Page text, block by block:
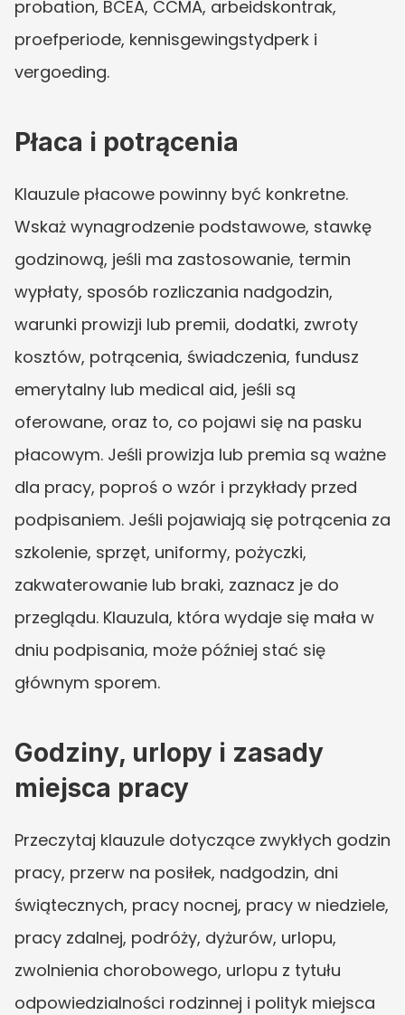
probation, BCEA, CCMA, arbeidskontrak,
proefperiode, kennisgewingstydperk i
vergoeding.
Płaca i potrącenia
Klauzule płacowe powinny być konkretne.
Wskaż wynagrodzenie podstawowe, stawkę
godzinową, jeśli ma zastosowanie, termin
wypłaty, sposób rozliczania nadgodzin,
warunki prowizji lub premii, dodatki, zwroty
kosztów, potrącenia, świadczenia, fundusz
emerytalny lub medical aid, jeśli są
oferowane, oraz to, co pojawi się na pasku
płacowym. Jeśli prowizja lub premia są ważne
dla pracy, poproś o wzór i przykłady przed
podpisaniem. Jeśli pojawiają się potrącenia za
szkolenie, sprzęt, uniformy, pożyczki,
zakwaterowanie lub braki, zaznacz je do
przeglądu. Klauzula, która wydaje się mała w
dniu podpisania, może później stać się
głównym sporem.
Godziny, urlopy i zasady
miejsca pracy
Przeczytaj klauzule dotyczące zwykłych godzin
pracy, przerw na posiłek, nadgodzin, dni
świątecznych, pracy nocnej, pracy w niedziele,
pracy zdalnej, podróży, dyżurów, urlopu,
zwolnienia chorobowego, urlopu z tytułu
odpowiedzialności rodzinnej i polityk miejsca